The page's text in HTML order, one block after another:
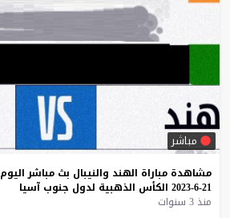
مباشر
مشاهدة مباراة الهند والنيبال بث مباشر اليوم
21-6-2023
الكأس الذهبية لدول جنوب آسيا
منذ 3 سنوات